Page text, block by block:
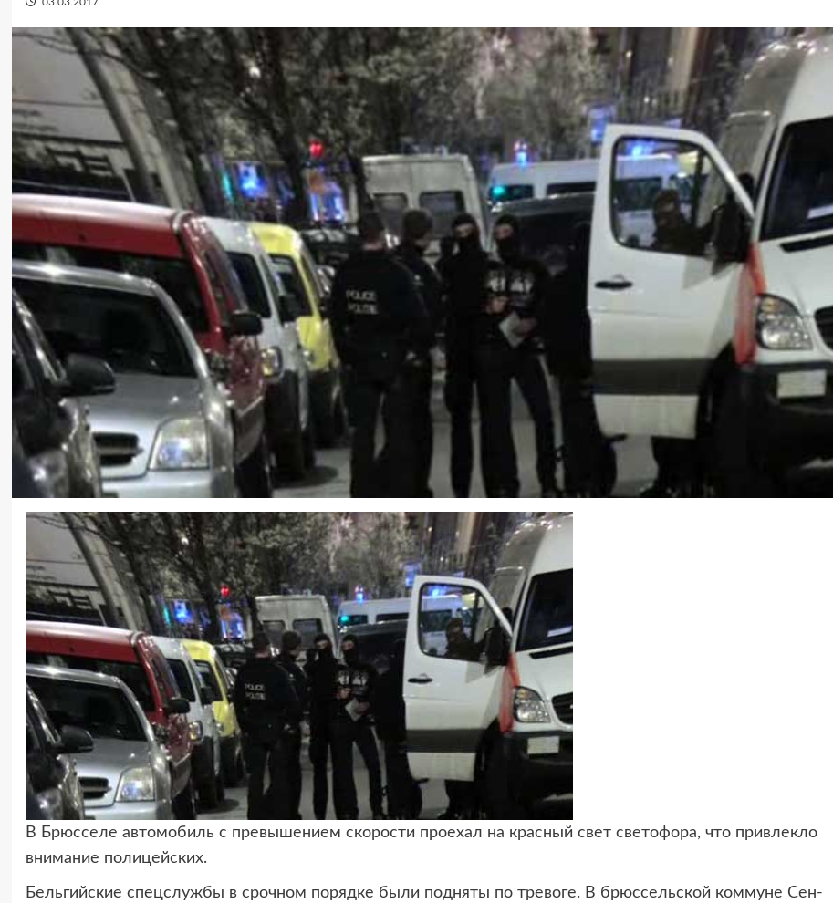
03.03.2017
В Брюсселе автомобиль с превышением скорости проехал на красный свет светофора, что привлекло
внимание полицейских.
Бельгийские спецслужбы в срочном порядке были подняты по тревоге. В брюссельской коммуне Сен-